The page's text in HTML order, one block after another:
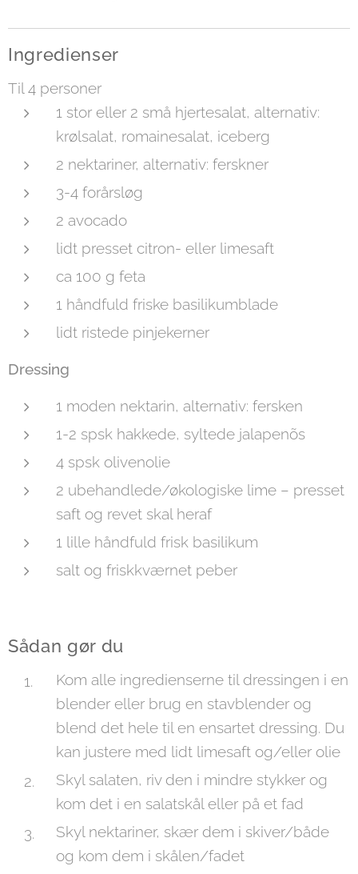
Ingredienser
Til 4 personer
1 stor eller 2 små hjertesalat, alternativ:
krølsalat, romainesalat, iceberg
2 nektariner, alternativ: ferskner
3-4 forårsløg
2 avocado
lidt presset citron- eller limesaft
ca 100 g feta
1 håndfuld friske basilikumblade
lidt ristede pinjekerner
Dressing
1 moden nektarin, alternativ: fersken
1-2 spsk hakkede, syltede jalapenõs
4 spsk olivenolie
2 ubehandlede/økologiske lime – presset
saft og revet skal heraf
1 lille håndfuld frisk basilikum
salt og friskkværnet peber
Sådan gør du
Kom alle ingredienserne til dressingen i en
blender eller brug en stavblender og
blend det hele til en ensartet dressing. Du
kan justere med lidt limesaft og/eller olie
Skyl salaten, riv den i mindre stykker og
kom det i en salatskål eller på et fad
Skyl nektariner, skær dem i skiver/både
og kom dem i skålen/fadet